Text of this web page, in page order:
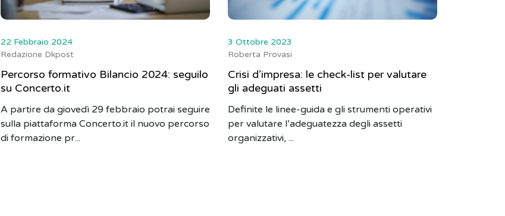
22 Febbraio 2024
Redazione Dkpost
Percorso formativo Bilancio 2024: seguilo
su Concerto.it
A partire da giovedì 29 febbraio potrai seguire
sulla piattaforma Concerto.it il nuovo percorso
di formazione pr...
3 Ottobre 2023
Roberta Provasi
Crisi d’impresa: le check-list per valutare
gli adeguati assetti
Definite le linee-guida e gli strumenti operativi
per valutare l’adeguatezza degli assetti
organizzativi, ...